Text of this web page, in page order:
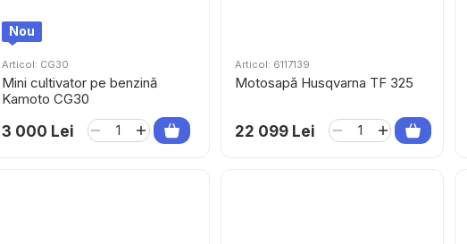
Nou
Articol: CG30
Mini cultivator pe benzină
Kamoto CG30
3 000 Lei
Articol: 6117139
Motosapă Husqvarna TF 325
22 099 Lei